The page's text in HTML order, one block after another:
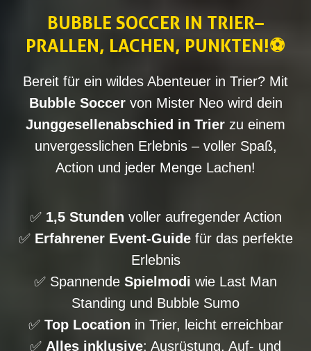
BUBBLE SOCCER IN TRIER–
PRALLEN, LACHEN, PUNKTEN!⚽
Bereit für ein wildes Abenteuer in Trier? Mit
Bubble Soccervon Mister Neo wird dein
Junggesellenabschied in Trier zu einem
unvergesslichen Erlebnis – voller Spaß,
Action und jeder Menge Lachen!
✅ 1,5 Stunden voller aufregender Action
✅ Erfahrener Event-Guidefür das perfekte
Erlebnis
✅ Spannende Spielmodi wie Last Man
Standing und Bubble Sumo
✅ Top Location in Trier, leicht erreichbar
✅ Alles inklusive: Ausrüstung, Auf- und